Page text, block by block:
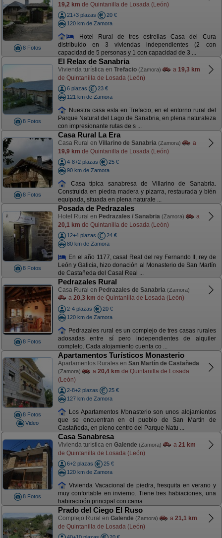
8 Fotos
19,2 km de Quintanilla de Losada (León)
21+3 plazas
20 €
120 km de Zamora
Hotel Rural de tres estrellas Casa del Cura
distribuído en 3 viviendas independientes (2 con
capacidad de 5 personas y 1 con capacidad de 3 ...
8 Fotos
El Relax de Sanabria
Vivienda turística en Trefacio (Zamora) a 19,3 km
de Quintanilla de Losada (León)
6 plazas
23 €
121 km de Zamora
Nuestra casa esta en Trefacio, en el entorno rural del
Parque Natural del Lago de Sanabria, en plena naturaleza
con impresionante rutas de s ...
8 Fotos
Casa Rural La Era
Casa Rural en Villarino de Sanabria (Zamora)
a
19,9 km de Quintanilla de Losada (León)
4-8+2 plazas
25 €
90 km de Zamora
Casa típica sanabresa de Villarino de Sanabria.
Construida en piedra madera y pizarra, restaurada y bién
equipada, situada en plena naturale ...
8 Fotos
Posada de Pedrazales
Hotel Rural en Pedrazales / Sanabria (Zamora)
a
20,1 km de Quintanilla de Losada (León)
12+4 plazas
24 €
80 km de Zamora
En el año 1177, casal Real del rey Fernando II, rey de
León y Galicia, hizo donación al Monasterio de San Martín
de Castañeda del Casal Real ...
8 Fotos
Pedrazales Rural
Casa Rural en Pedrazales de Sanabria (Zamora)
a 20,3 km de Quintanilla de Losada (León)
2-4 plazas
20 €
120 km de Zamora
Pedrazales rural es un complejo de tres casas rurales
adosadas entre sí pero independientes de alquiler
completo. Cada alojamiento cuenta co ...
8 Fotos
Video
Apartamentos Turísticos Monasterio
Apartamentos Rurales en San Martín de Castañeda
(Zamora) a 20,4 km de Quintanilla de Losada
(León)
2-8+2 plazas
25 €
127 km de Zamora
Los Apartamentos Monasterio son unos alojamientos
que se encuentran en el pueblo de San Martín de
Castañeda, en pleno centro del Parque Natu ...
8 Fotos
Casa Sanabresa
Vivienda turística en Galende (Zamora) a 21 km
de Quintanilla de Losada (León)
6+2 plazas
25 €
120 km de Zamora
Vivienda Vacacional de piedra, fresquita en verano y
muy confortable en invierno. Tiene tres habiaciones, una
habiracioón principal con cama ...
Prado del Ciego El Ruso
Complejo Rural en Galende (Zamora) a 21,1 km
de Quintanilla de Losada (León)